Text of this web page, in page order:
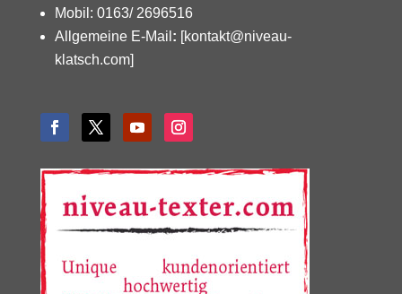
Mobil: 0163/ 2696516
Allgemeine E-Mail : [kontakt@niveau-
klatsch.com]